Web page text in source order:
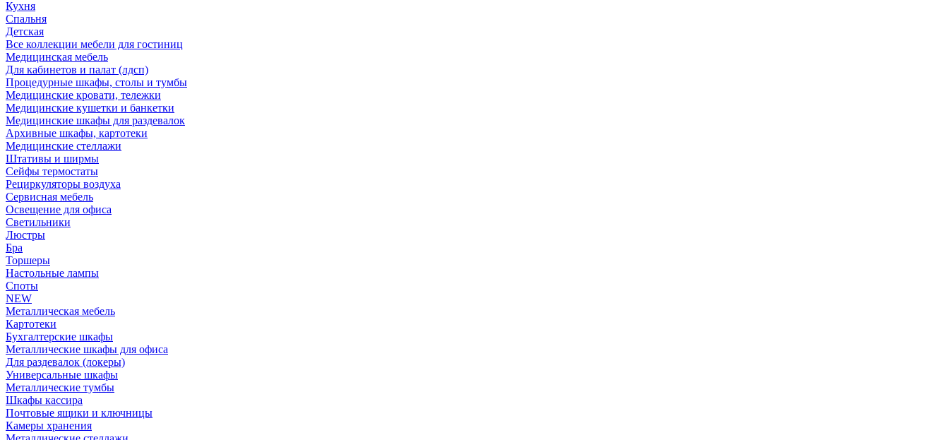
Кухня
Спальня
Детская
Все коллекции мебели для гостиниц
Медицинская мебель
Для кабинетов и палат (лдсп)
Процедурные шкафы, столы и тумбы
Медицинские кровати, тележки
Медицинские кушетки и банкетки
Медицинские шкафы для раздевалок
Архивные шкафы, картотеки
Медицинские стеллажи
Штативы и ширмы
Сейфы термостаты
Рециркуляторы воздуха
Сервисная мебель
Освещение для офиса
Светильники
Люстры
Бра
Торшеры
Настольные лампы
Споты
NEW
Металлическая мебель
Картотеки
Бухгалтерские шкафы
Металлические шкафы для офиса
Для раздевалок (локеры)
Универсальные шкафы
Металлические тумбы
Шкафы кассира
Почтовые ящики и ключницы
Камеры хранения